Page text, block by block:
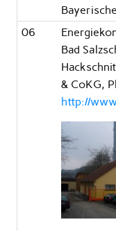
06
Bad
& CoKG,
http://